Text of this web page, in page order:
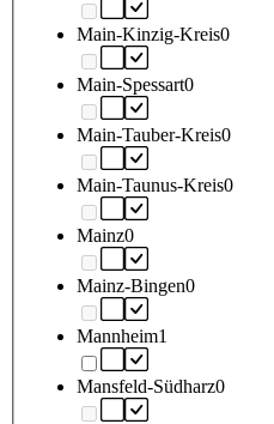
Main-Kinzig-Kreis0
Main-Spessart0
Main-Tauber-Kreis0
Main-Taunus-Kreis0
Mainz0
Mainz-Bingen0
Mannheim1
Mansfeld-Südharz0